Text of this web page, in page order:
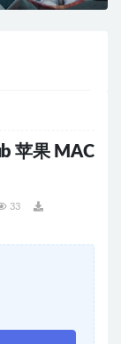
苹果 MAC
33